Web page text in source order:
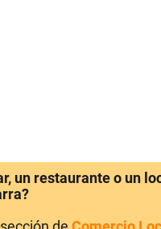
un restaurante o un